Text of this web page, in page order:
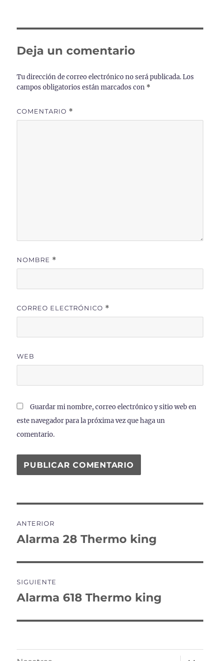
Deja un comentario
Tu dirección de correo electrónico no será publicada. Los
campos obligatorios están marcados con *
COMENTARIO *
NOMBRE *
CORREO ELECTRÓNICO *
WEB
Guardar mi nombre, correo electrónico y sitio web en
este navegador para la próxima vez que haga un
comentario.
de
ANTERIOR
Entrada
Alarma 28 Thermo king
SIGUIENTE
Entrada
Alarma 618 Thermo king
expande